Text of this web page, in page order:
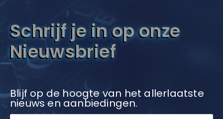
Schrijf je in op onze
Nieuwsbrief
Blijf op de hoogte van het allerlaatste
nieuws en aanbiedingen.